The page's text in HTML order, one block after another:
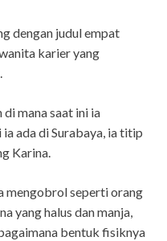
dengan judul empat
karier yang
mana saat ini ia
ada di Surabaya, ia titip
Karina.
mengobrol seperti orang
yang halus dan manja,
bentuk fisiknya